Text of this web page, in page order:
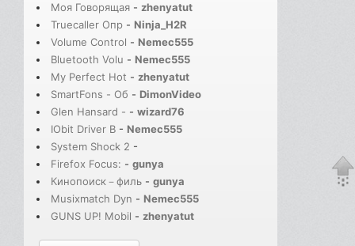
Моя Говорящая - zhenyatut
Truecaller Опр - Ninja_H2R
Volume Control - Nemec555
Bluetooth Volu - Nemec555
My Perfect Hot - zhenyatut
SmartFons - Об - DimonVideo
Glen Hansard - - wizard76
IObit Driver B - Nemec555
System Shock 2 -
Firefox Focus: - gunya
Кинопоиск－филь - gunya
Musixmatch Dyn - Nemec555
GUNS UP! Mobil - zhenyatut